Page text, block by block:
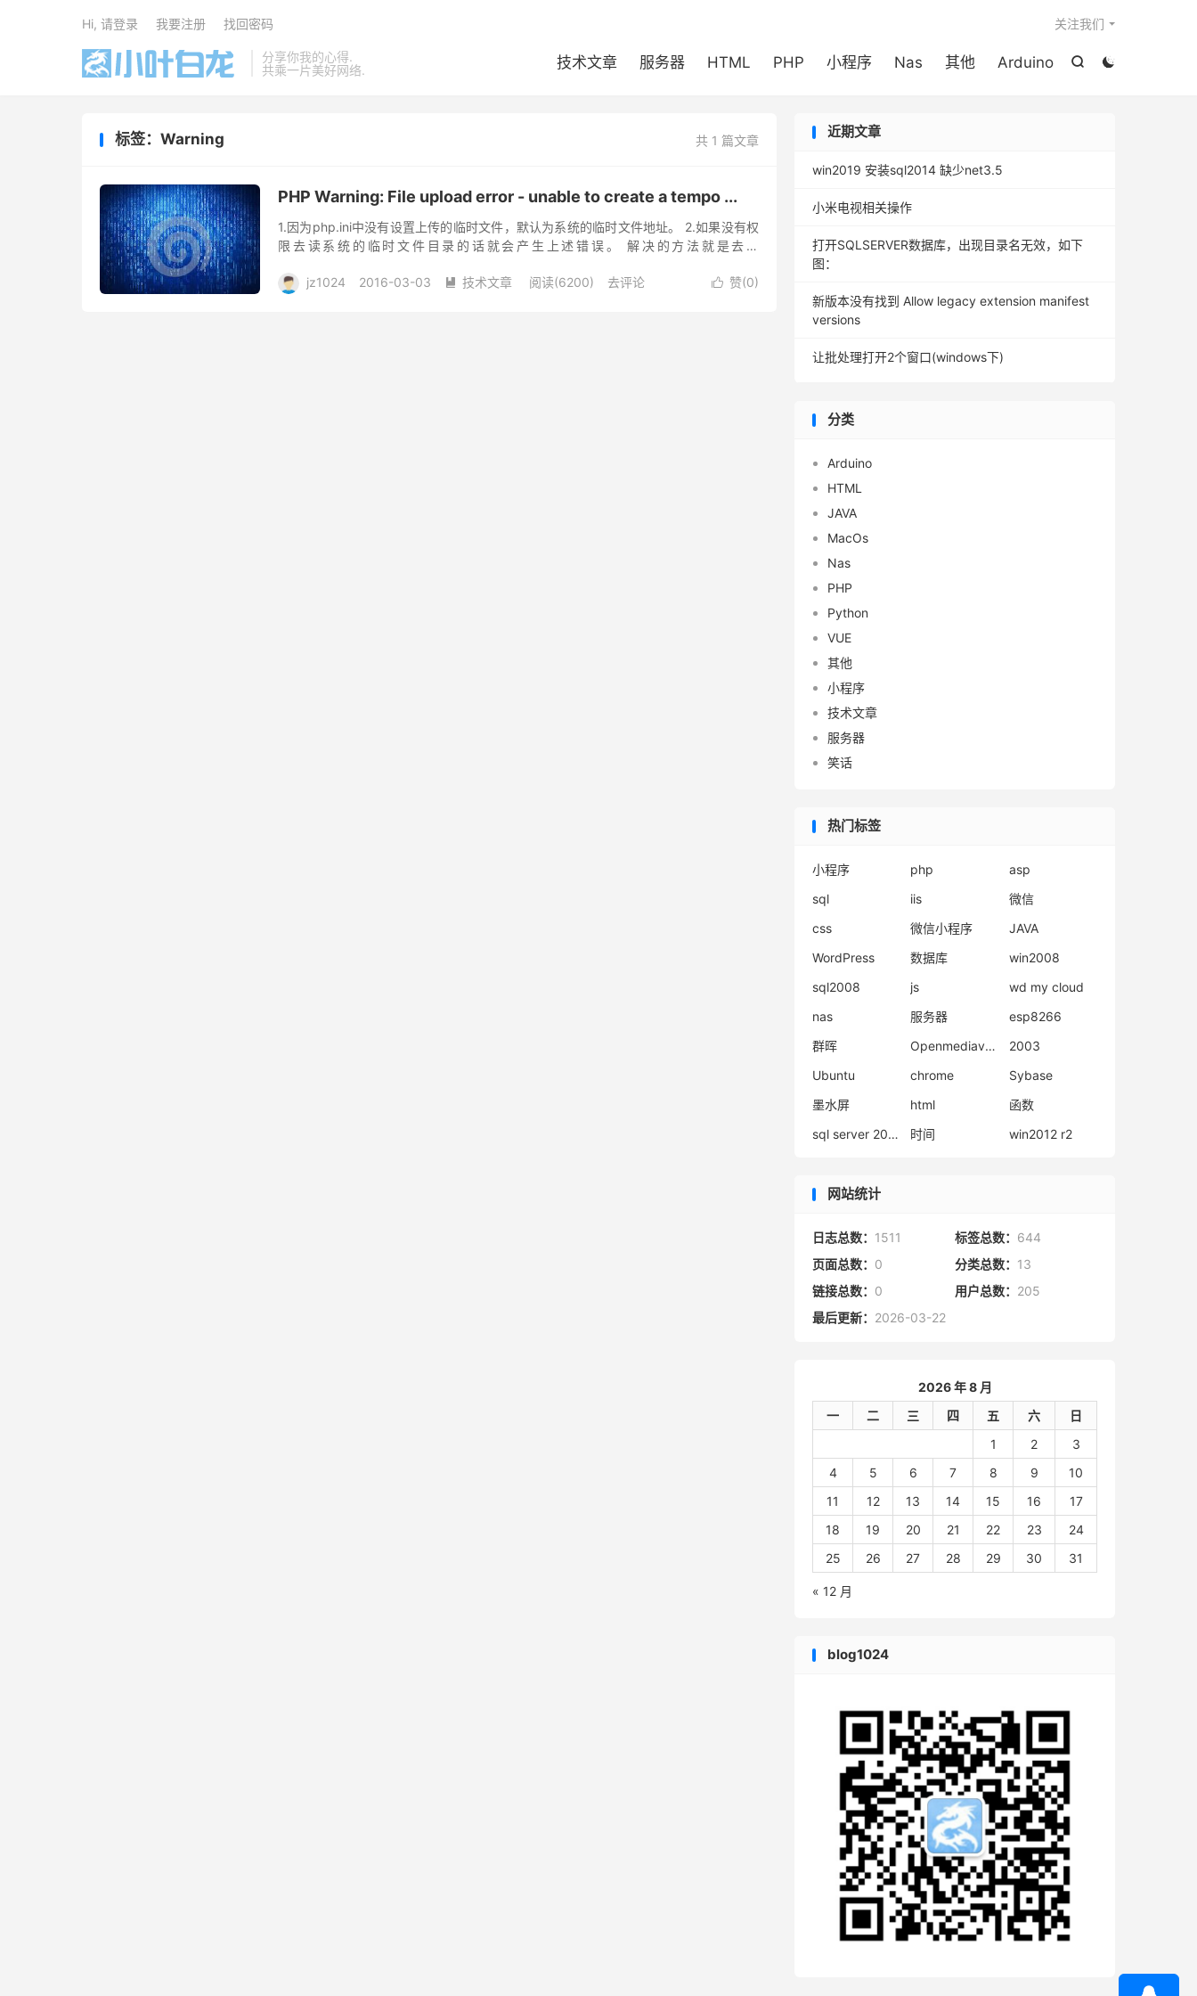
分享你我的心得.
共乘一片美好网络.


技术文章 服务器 HTML PHP 小程序 Nas 其他 Arduino
关注我们
Hi, 请登录 我要注册 找回密码
共 1 篇文章
标签：Warning
PHP Warning: File upload error - unable to create a tempo ...
1.因为php.ini中没有设置上传的临时文件，默认为系统的临时文件地址。 2.如果没有权
限去读系统的临时文件目录的话就会产生上述错误。 解决的方法就是去掉
 赞(0)
jz1024 2016-03-03  技术文章 阅读(6200) 去评论
近期文章
win2019 安装sql2014 缺少net3.5
小米电视相关操作
打开SQLSERVER数据库，出现目录名无效，如下
图：
新版本没有找到 Allow legacy extension manifest
versions
让批处理打开2个窗口(windows下)
分类
Arduino
HTML
JAVA
MacOs
Nas
PHP
Python
VUE
其他
小程序
技术文章
服务器
笑话
热门标签
小程序 php
asp
sql
iis
微信
css
微信小程序
JAVA
WordPress
数据库
win2008
sql2008
js
wd my cloud
nas
服务器
esp8266
群晖
Openmediavault
2003
Ubuntu
chrome
Sybase
墨水屏
html
函数
sql server 2008
时间 win2012 r2
网站统计
日志总数： 1511 标签总数： 644
页面总数： 0 分类总数： 13
链接总数： 0 用户总数： 205
最后更新： 2026-03-22
2026 年 8 月
一
二 三 四 五 六
日
1
2
3
4
5 6 7 8 9
10
11
12 13 14 15 16
17
18
19 20 21 22 23
24
25
26 27 28 29 30 31
« 12 月
blog1024